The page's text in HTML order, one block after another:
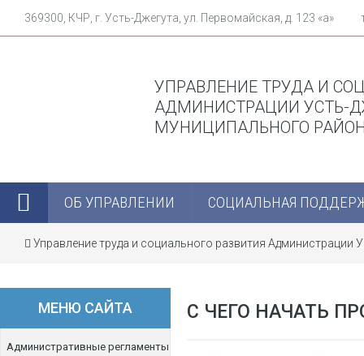
369300, КЧР, г. Усть-Джегута, ул. Первомайская, д. 123 «а»
УПРАВЛЕНИЕ ТРУДА И
АДМИНИСТРАЦИИ УСТЬ-
МУНИЦИПАЛЬНОГО
ОБ УПРАВЛЕНИИ СОЦИАЛЬНАЯ
Управление труда и социального развития Администрации
МЕНЮ САЙТА
Административные регламенты
С ЧЕГО НАЧАТЬ